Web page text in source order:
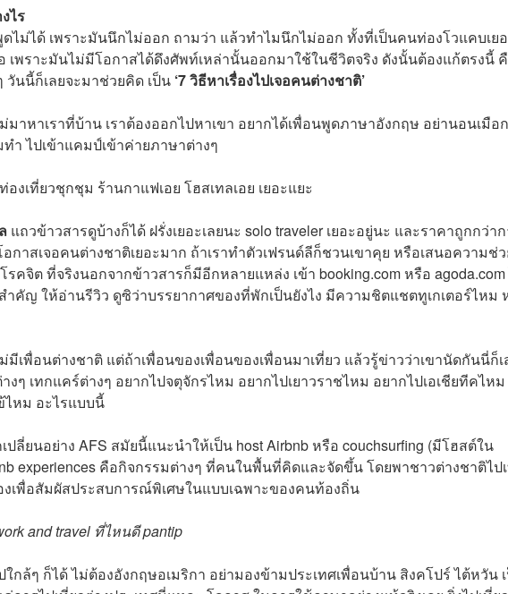
ไร
ไม่ได้ เพราะมันนึกไม่ออก ถามว่า แล้วทำไมนึกไม่ออก ทั้งที่เป็นคนท่องโวแคบเย
เพราะมันไม่มีโอกาสได้ดึงศัพท์เหล่านั้นออกมาใช้ในชีวิตจริง ดังนั้นต้องแก้ตรงนี้
วันนี้ก็เลยจะมาช่วยคิด เป็น ‘7 วิธีหาเรื่องไปเจอคนต่างชาติ’
มาหาเราที่บ้าน เราต้องออกไปหาเขา อยากได้เพื่อนพูดภาษาอังกฤษ อย่านอนเมือ
ำ ไปเข้าแคมป์เข้าค่ายภาษาต่างๆ
งเที่ยวชุกชุม ร้านกาแฟเอย โฮสเทลเอย เยอะแยะ
แถวข้าวสารดูบ้างก็ได้ ฝรั่งเยอะเลยนะ solo traveler เยอะอยู่นะ และราคาถูกกว่า
าสเจอคนต่างชาติเยอะมาก ถ้าเราทำตัวเฟรนด์ลีก็ชวนเขาคุย หรือเสนอความช่
รคจิต ที่จริงนอกจากข้าวสารก็มีอีกหลายแหล่ง เข้า booking.com หรือ
ำคัญ ให้อ่านรีวิว ดูซิว่าบรรยากาศของที่พักเป็นยังไง มีความชิตแชตทูเกเตอร์ไหม
ม่มีเพื่อนต่างชาติ แต่ถ้าเพื่อนของเพื่อนของเพื่อนมาเที่ยว แล้วรู้ข่าวว่าเขานัดกันนี่ก็
งๆ เทกแคร์ต่างๆ อยากไปจตุจักรไหม อยากไปเยาวราชไหม อยากไปเอเชียทีคไห
ไหม อะไรแบบนี้
ปลี่ยนอย่าง AFS สมัยนี้แนะนำให้เป็น host Airbnb หรือ couchsurfing (มีโฮสต์ใน
experiences คือกิจกรรมต่างๆ ที่คนในพื้นที่คิดและจัดขึ้น โดยพาชาวต่างชาติไป
เพื่อสัมผัสประสบการณ์พิเศษในแบบเฉพาะของคนท้องถิ่น
and travel ที่ไหนดี pantip
กล้ๆ ก็ได้ ไม่ต้องอังกฤษอเมริกา อย่ามองข้ามประเทศเพื่อนบ้าน สิงคโปร์ ไต้หวัน